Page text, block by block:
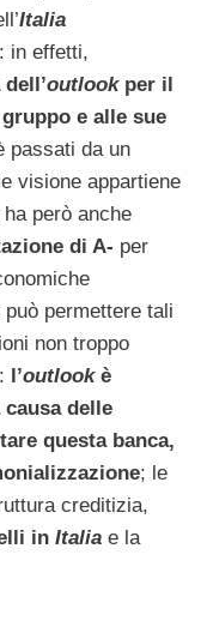
Italia
in effetti,
outlookper il
e alle sue
passati da un
visione appartiene
però anche
di A- per
può permettere tali
non troppo
l’outlookè
delle
questa banca,
; le
creditizia,
in Italia e la